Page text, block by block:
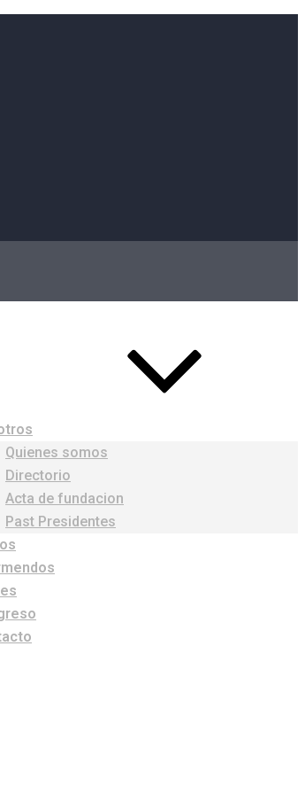
Quienes somos
Directorio
Acta de fundacion
Past Presidentes